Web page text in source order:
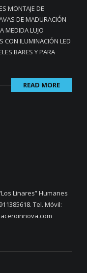
MONTAJE DE
DE MADURACIÓN
MEDIDA LUJO
CON ILUMINACIÓN LED
BARES Y PARA
READ MORE
Linares” Humanes
Tel. Móvil: